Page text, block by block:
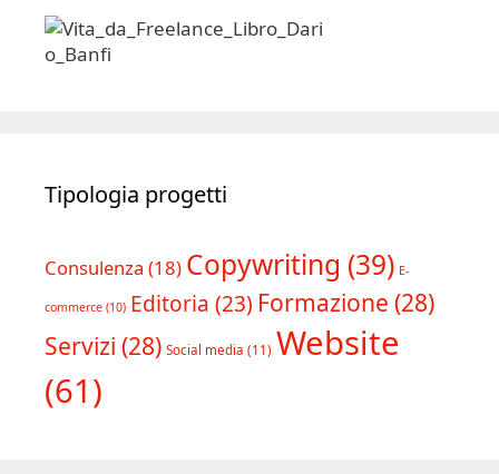
Tipologia progetti
Consulenza (18) Copywriting (39) E-
commerce (10) Editoria (23) Formazione (28)
Servizi (28) Social media (11) Website
(61)